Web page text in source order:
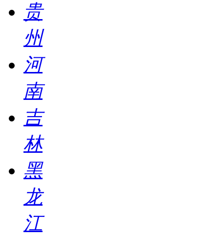
贵
州
河
南
吉
林
黑
龙
江